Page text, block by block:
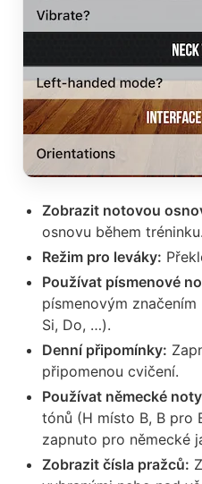
Zobrazit notovou
osnovu během tréninku.
Režim pro leváky:
Používat písmenové
písmenovým
Si, Do, …).
Denní připomínky:
připomenou cvičení.
Používat německé
tónů (H místo B, B pro
zapnuto pro německé
Zobrazit čísla pražců: